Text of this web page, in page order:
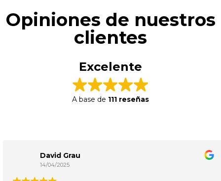
Opiniones de nuestros
clientes
Excelente
A base de 111 reseñas
David Grau
14/04/2025